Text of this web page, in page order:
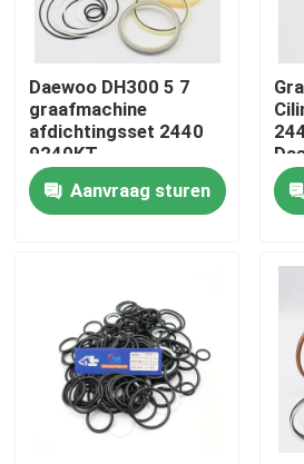
Contacteer ons
Nieuws
Gevallen
De hydraulische uitrusting van
Graafwerktuig Seal Kit
jcb verbindingsuitrusting
Daewoo DH300 5 7
graafmachine
afdichtingsset 2440
9240KT
cilinderarmreparatie
Aanvraag sturen